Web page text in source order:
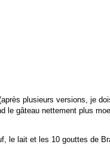
plusieurs versions, je
le gâteau nettement plus
le lait et les 10 gouttes de